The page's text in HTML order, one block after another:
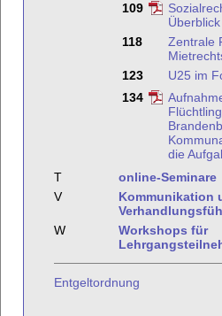
109
Überblick
118
Zentrale
123
U25 im
134
die
T
online-Seminare
V
Kommunikation
W
Workshops für
Entgeltordnung